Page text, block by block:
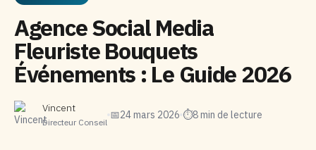
Agence Social Media
Fleuriste Bouquets
Événements : Le Guide 2026
Vincent
Directeur Conseil
📅24 mars 2026 ⏱8 min de lecture